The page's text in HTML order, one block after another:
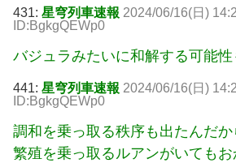
431: 星穹列車速報 2024/06/16(日)
ID:BgkgQEWp0
バジュラみたいに和解する可能
441: 星穹列車速報 2024/06/16(日)
ID:BgkgQEWp0
調和を乗っ取る秩序も出たんだか
繁殖を乗っ取るルアンがいても